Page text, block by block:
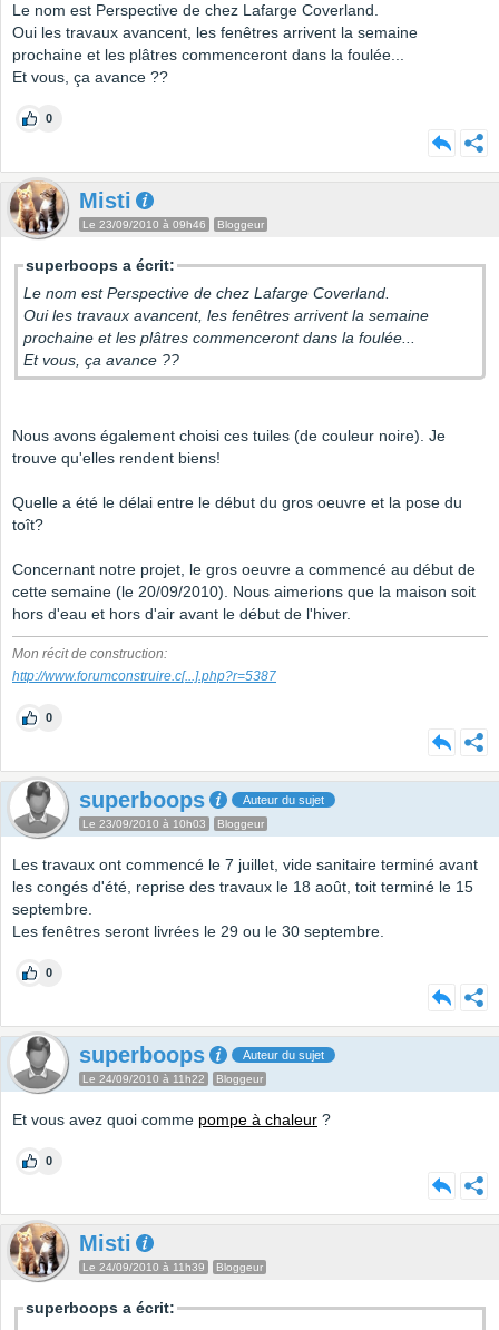
Le nom est Perspective de chez Lafarge Coverland.
Oui les travaux avancent, les fenêtres arrivent la semaine
prochaine et les plâtres commenceront dans la foulée...
Et vous, ça avance ??
0
Misti
Le 23/09/2010 à 09h46 Bloggeur
superboops a écrit:
Le nom est Perspective de chez Lafarge Coverland.
Oui les travaux avancent, les fenêtres arrivent la semaine
prochaine et les plâtres commenceront dans la foulée...
Et vous, ça avance ??
Nous avons également choisi ces tuiles (de couleur noire). Je
trouve qu'elles rendent biens!
Quelle a été le délai entre le début du gros oeuvre et la pose du
toît?
Concernant notre projet, le gros oeuvre a commencé au début de
cette semaine (le 20/09/2010). Nous aimerions que la maison soit
hors d'eau et hors d'air avant le début de l'hiver.
Mon récit de construction:
http://www.forumconstruire.c[...].php?r=5387
0
superboops Auteur du sujet
Le 23/09/2010 à 10h03 Bloggeur
Les travaux ont commencé le 7 juillet, vide sanitaire terminé avant
les congés d'été, reprise des travaux le 18 août, toit terminé le 15
septembre.
Les fenêtres seront livrées le 29 ou le 30 septembre.
0
superboops Auteur du sujet
Le 24/09/2010 à 11h22 Bloggeur
Et vous avez quoi comme pompe à chaleur ?
0
Misti
Le 24/09/2010 à 11h39 Bloggeur
superboops a écrit: